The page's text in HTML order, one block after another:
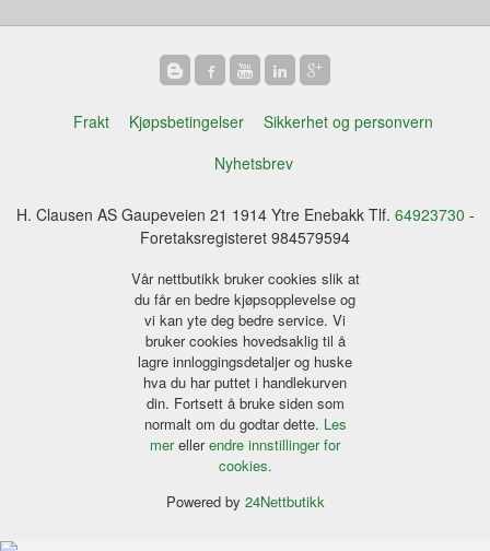
Frakt Kjøpsbetingelser
Sikkerhet og personvern
Nyhetsbrev
H. Clausen AS Gaupeveien 21 1914 Ytre Enebakk Tlf. 64923730 -
Foretaksregisteret 984579594
Vår nettbutikk bruker cookies slik at
du får en bedre kjøpsopplevelse og
vi kan yte deg bedre service. Vi
bruker cookies hovedsaklig til å
lagre innloggingsdetaljer og huske
hva du har puttet i handlekurven
din. Fortsett å bruke siden som
normalt om du godtar dette. Les
merellerendre innstillinger for
cookies.
Powered by 24Nettbutikk